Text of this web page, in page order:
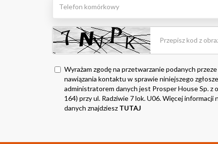
Wyrażam zgodę na przetwarzanie podanych
nawiązania kontaktu w sprawie niniejszego
administratorem danych jest Prosper House Sp. z
164) przy ul. Radziwie 7 lok. U06. Więcej
danych znajdziesz TUTAJ